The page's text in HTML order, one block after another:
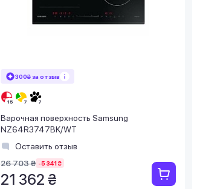
300₴ за отзыв
Варочная поверхность Samsung
NZ64R3747BK/WT
Оставить отзыв
26 703 ₴ -5 341 ₴
21 362 ₴